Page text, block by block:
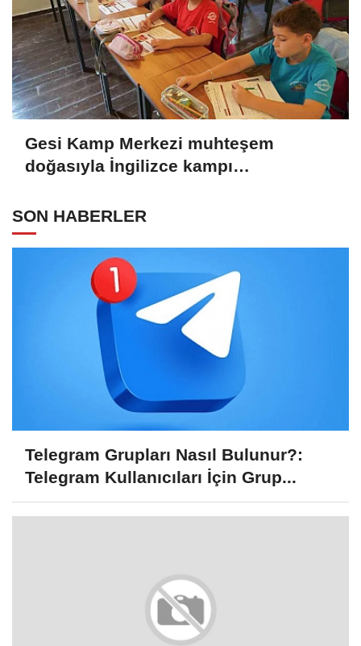
Gesi Kamp Merkezi muhteşem
doğasıyla İngilizce kampı
SON HABERLER
Telegram Grupları Nasıl Bulunur?:
Telegram Kullanıcıları İçin Grup...